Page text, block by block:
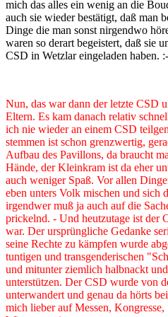
mich das alles ein wenig an die
auch sie wieder bestätigt, daß man
Dinge die man sonst nirgendwo
waren so derart begeistert, daß sie
CSD in Wetzlar eingeladen haben.
Nun, das war dann der letzte CSD
Eltern. Es kam danach relativ
ich nie wieder an einem CSD
stemmen ist schon grenzwertig,
Aufbau des Pavillons, da braucht
Hände, der Kleinkram ist da eher
auch weniger Spaß. Vor allen
eben unters Volk mischen und sich
irgendwer muß ja auch auf die
prickelnd. - Und heutzutage ist der
war. Der ursprüngliche Gedanke
seine Rechte zu kämpfen wurde
tuntigen und transgenderischen
und mitunter ziemlich halbnackt
unterstützen. Der CSD wurde von
unterwandert und genau da hörts
mich lieber auf Messen,